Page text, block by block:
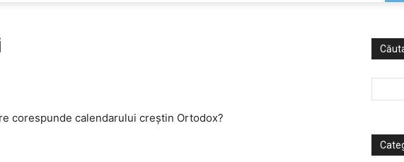
corespunde calendarului creștin Ortodox?